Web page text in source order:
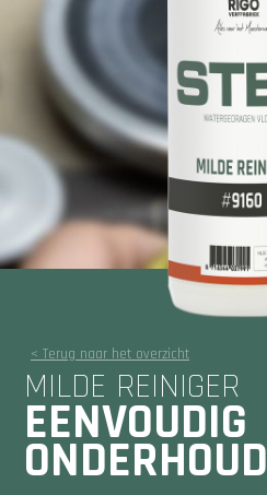
< Terug naar het overzicht
MILDE REINIGER
EENVOUDIG
ONDERHOUD